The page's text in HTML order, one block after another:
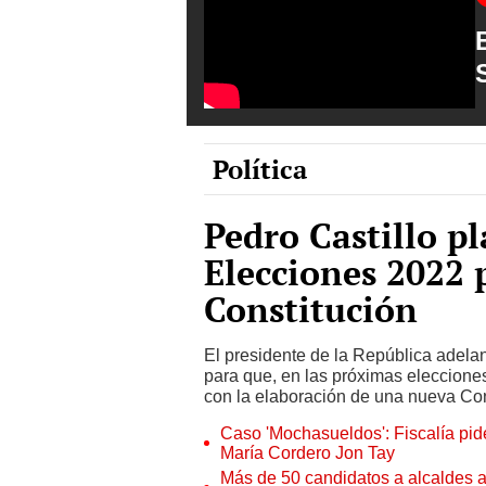
Política
Pedro Castillo
Elecciones 2022
Constitución
El presidente de la República
para que, en las próximas
con la elaboración de una nueva
Caso 'Mochasueldos': Fiscalía
María Cordero Jon Tay
Más de 50 candidatos a alcaldes